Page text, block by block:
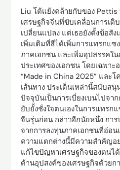
Liu โต้แย้งคล้ายกับของ Pettis
เศรษฐกิจจีนที่ขับเคลื่อนการเติ
เปลี่ยนแปลง แต่เธอยังตั้งข้อสั
เพิ่มเติมที่สีได้เพิ่มการแทรกแซ
ภาคเอกชน และเพิ่มอุปสรรคใ
ประเทศของเอกชน โดยเฉพา
“Made in China 2025” และ
เส้นทาง ประเด็นเหล่านี้สนับส
ปัจจุบันเป็นการเบี่ยงเบนไปจา
ยับยั้งชั่งใจตนเองในการแทรก
จีนรุ่นก่อน กล่าวอีกนัยหนึ่ง กา
จากการลงทุนภาคเอกชนที่อ่อ
ความแตกต่างนี้มีความสำคัญอ
แก้ไขปัญหาเศรษฐกิจของตนไ
ด้านอุปสงค์ของเศรษฐกิจด้วยก